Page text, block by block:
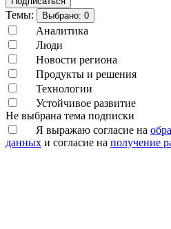
Темы: Выбрано: 0
Аналитика
Люди
Новости региона
Продукты и решения
Технологии
Устойчивое развитие
Не выбрана тема подписки
Я выражаю согласие на
данных и согласие на получение